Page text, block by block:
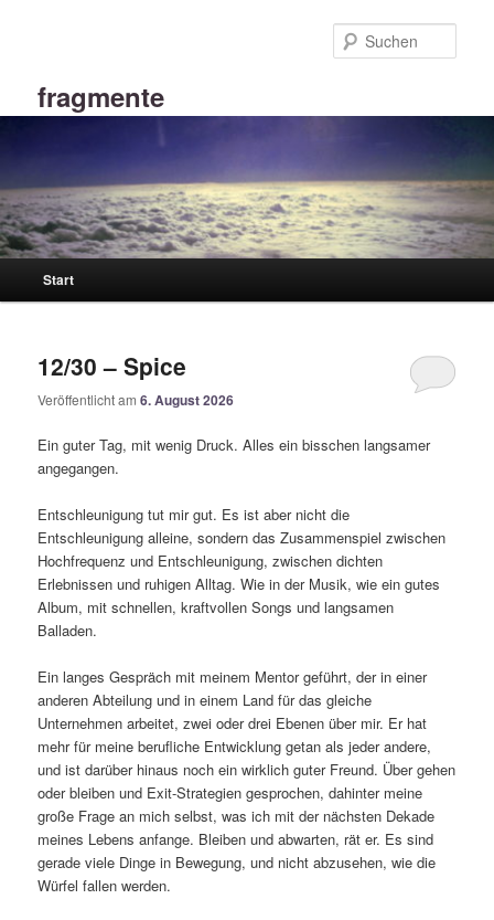
fragmente
Hauptmenü
Start
12/30 – Spice
Veröffentlicht am6. August 2026
Ein guter Tag, mit wenig Druck. Alles ein bisschen langsamer
angegangen.
Entschleunigung tut mir gut. Es ist aber nicht die
Entschleunigung alleine, sondern das Zusammenspiel zwischen
Hochfrequenz und Entschleunigung, zwischen dichten
Erlebnissen und ruhigen Alltag. Wie in der Musik, wie ein gutes
Album, mit schnellen, kraftvollen Songs und langsamen
Balladen.
Ein langes Gespräch mit meinem Mentor geführt, der in einer
anderen Abteilung und in einem Land für das gleiche
Unternehmen arbeitet, zwei oder drei Ebenen über mir. Er hat
mehr für meine berufliche Entwicklung getan als jeder andere,
und ist darüber hinaus noch ein wirklich guter Freund. Über gehen
oder bleiben und Exit-Strategien gesprochen, dahinter meine
große Frage an mich selbst, was ich mit der nächsten Dekade
meines Lebens anfange. Bleiben und abwarten, rät er. Es sind
gerade viele Dinge in Bewegung, und nicht abzusehen, wie die
Würfel fallen werden.